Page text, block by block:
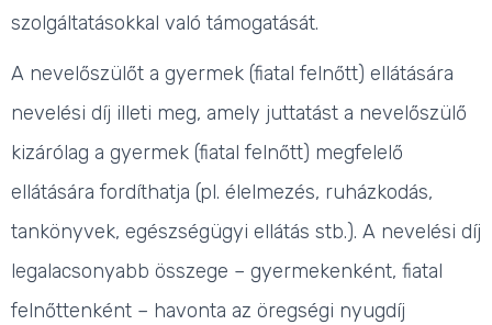
szolgáltatásokkal való támogatását.
A nevelőszülőt a gyermek (fiatal felnőtt) ellátására
nevelési díj illeti meg, amely juttatást a nevelőszülő
kizárólag a gyermek (fiatal felnőtt) megfelelő
ellátására fordíthatja (pl. élelmezés, ruházkodás,
tankönyvek, egészségügyi ellátás stb.). A nevelési díj
legalacsonyabb összege – gyermekenként, fiatal
felnőttenként – havonta az öregségi nyugdíj